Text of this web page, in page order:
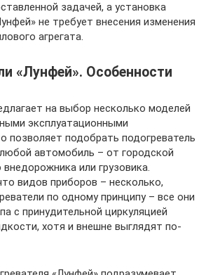
задачей, а установка
не требует внесения изменения
агрегата.
«Лунфей». Особенности
на выбор несколько моделей
эксплуатационными
позволяет подобрать подогреватель
автомобиль – от городской
или грузовика.
видов приборов – несколько,
по одному принципу – все они
с принудительной циркуляцией
хотя и внешне выглядят по-